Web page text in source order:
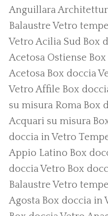
Anguillara
Balaustre Vetro
Vetro Acilia Sud Box
Acetosa Ostiense
Acetosa Box doccia
Vetro Affile Box
su misura Roma Box
Acquari su misura
doccia in Vetro
Appio Latino Box
doccia Vetro Box
Balaustre Vetro
Agosta Box doccia in